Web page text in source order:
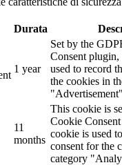
Durata
1 year
Set by the
Consent
used to record
the cookies in
11
months
This cookie is
Cookie
cookie is used
consent for the
category